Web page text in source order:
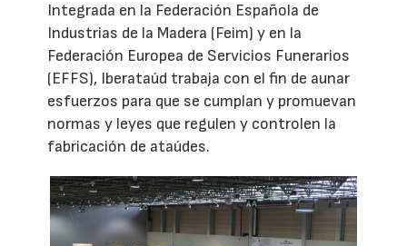
Integrada en la Federación Española de
Industrias de la Madera (Feim) y en la
Federación Europea de Servicios Funerarios
(EFFS), Iberataúd trabaja con el fin de aunar
esfuerzos para que se cumplan y promuevan
normas y leyes que regulen y controlen la
fabricación de ataúdes.